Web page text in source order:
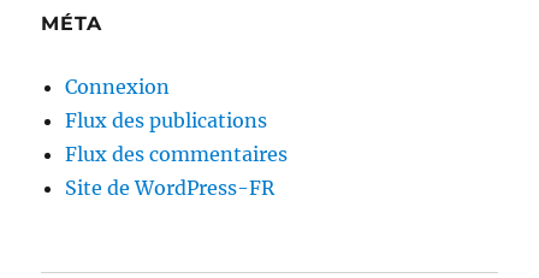
MÉTA
Connexion
Flux des publications
Flux des commentaires
Site de WordPress-FR